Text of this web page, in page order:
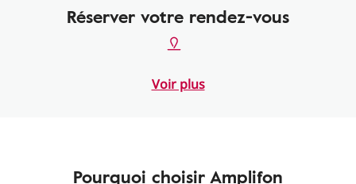
Réserver votre rendez-vous
Voir plus
Pourquoi choisir Amplifon